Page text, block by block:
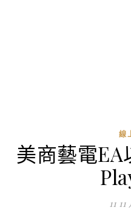
線
美商藝電EA
11